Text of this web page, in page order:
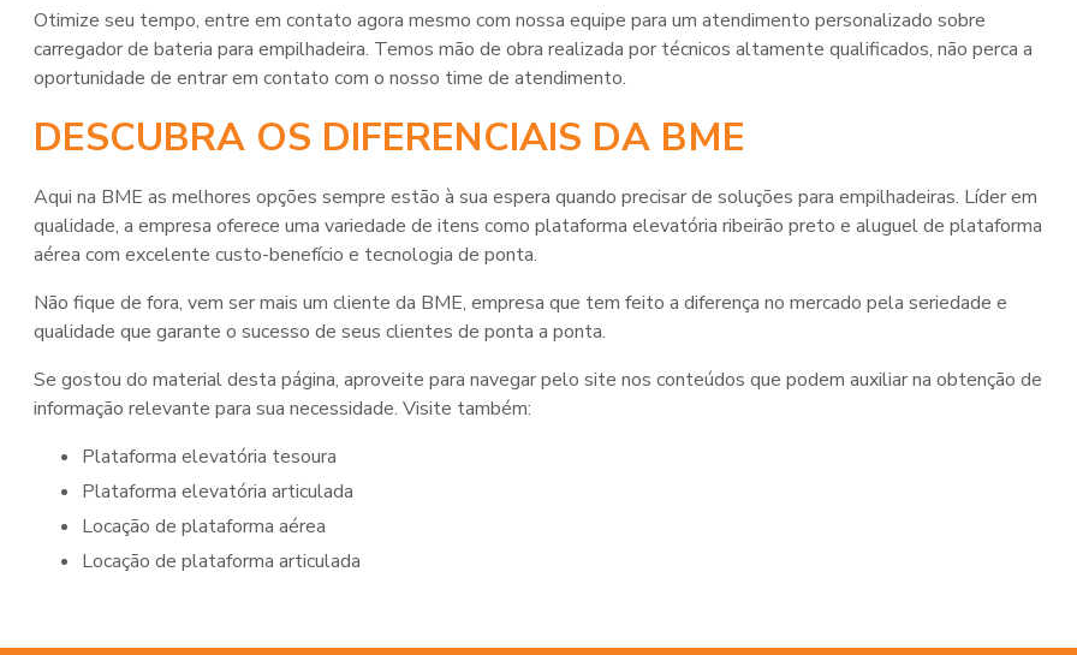
Otimize seu tempo, entre em contato agora mesmo com nossa equipe para um atendimento personalizado sobre
carregador de bateria para empilhadeira. Temos mão de obra realizada por técnicos altamente qualificados, não perca a
oportunidade de entrar em contato com o nosso time de atendimento.
DESCUBRA OS DIFERENCIAIS DA BME
Aqui na BME as melhores opções sempre estão à sua espera quando precisar de soluções para empilhadeiras. Líder em
qualidade, a empresa oferece uma variedade de itens como plataforma elevatória ribeirão preto e aluguel de plataforma
aérea com excelente custo-benefício e tecnologia de ponta.
Não fique de fora, vem ser mais um cliente da BME, empresa que tem feito a diferença no mercado pela seriedade e
qualidade que garante o sucesso de seus clientes de ponta a ponta.
Se gostou do material desta página, aproveite para navegar pelo site nos conteúdos que podem auxiliar na obtenção de
informação relevante para sua necessidade. Visite também:
plataforma elevatória tesoura
plataforma elevatória articulada
locação de plataforma aérea
locação de plataforma articulada